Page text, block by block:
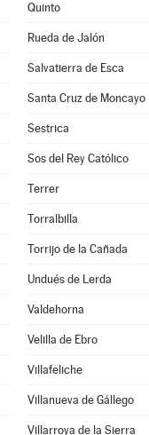
Quinto
Rueda de Jalón
Salvatierra de Esca
Santa Cruz de Moncayo
Sestrica
Sos del Rey Católico
Terrer
Torralbilla
Torrijo de la Cañada
Undués de Lerda
Valdehorna
Velilla de Ebro
Villafeliche
Villanueva de Gállego
Villarroya de la Sierra